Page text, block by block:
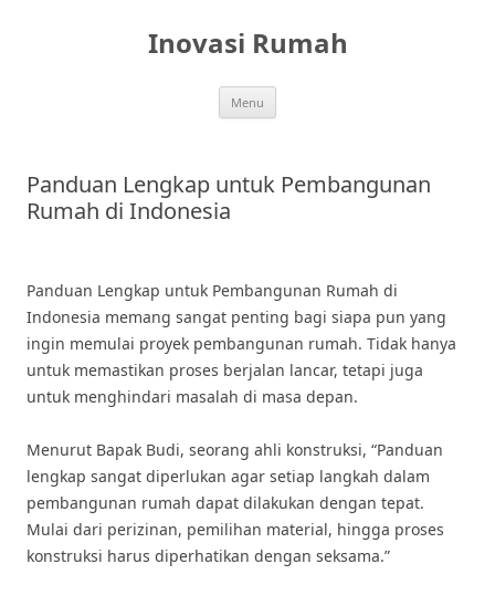
Inovasi Rumah
Menu
Panduan Lengkap untuk Pembangunan
Rumah di Indonesia
Panduan Lengkap untuk Pembangunan Rumah di
Indonesia memang sangat penting bagi siapa pun yang
ingin memulai proyek pembangunan rumah. Tidak hanya
untuk memastikan proses berjalan lancar, tetapi juga
untuk menghindari masalah di masa depan.
Menurut Bapak Budi, seorang ahli konstruksi, “Panduan
lengkap sangat diperlukan agar setiap langkah dalam
pembangunan rumah dapat dilakukan dengan tepat.
Mulai dari perizinan, pemilihan material, hingga proses
konstruksi harus diperhatikan dengan seksama.”